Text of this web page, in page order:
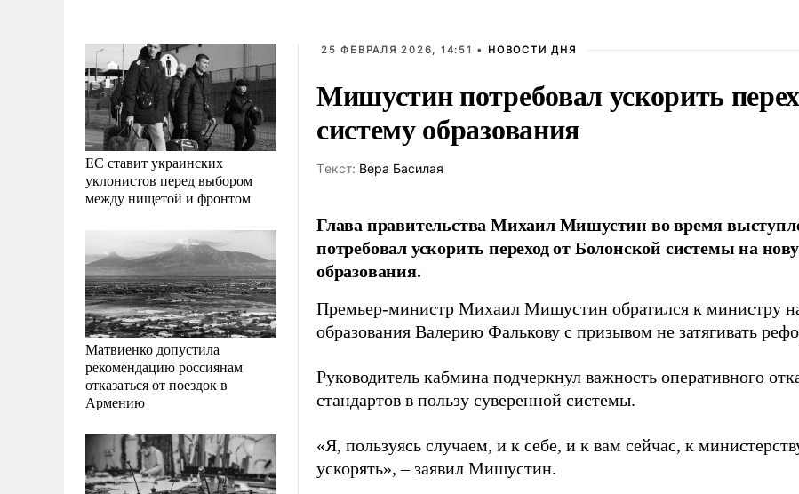
ЕС ставит украинских
уклонистов перед выбором
между нищетой и фронтом
Матвиенко допустила
рекомендацию россиянам
отказаться от поездок в
Армению
25 ФЕВРАЛЯ 2026, 14:51 • НОВОСТИ ДНЯ
Мишустин потребовал ускорить
систему образования
Tекст: Вера Басилая
Глава правительства Михаил Мишустин во время
потребовал ускорить переход от Болонской системы на
образования.
Премьер-министр Михаил Мишустин обратился к министру
образования Валерию Фалькову с призывом не затягивать
Руководитель кабмина подчеркнул важность оперативного
стандартов в пользу суверенной системы.
«Я, пользуясь случаем, и к себе, и к вам сейчас, к
ускорять», – заявил Мишустин.